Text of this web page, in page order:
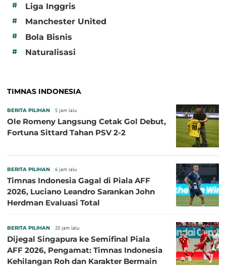
# Liga Inggris
# Manchester United
# Bola Bisnis
# Naturalisasi
TIMNAS INDONESIA
BERITA PILIHAN 5 jam lalu
Ole Romeny Langsung Cetak Gol Debut,
Fortuna Sittard Tahan PSV 2-2
BERITA PILIHAN 6 jam lalu
Timnas Indonesia Gagal di Piala AFF
2026, Luciano Leandro Sarankan John
Herdman Evaluasi Total
BERITA PILIHAN 20 jam lalu
Dijegal Singapura ke Semifinal Piala
AFF 2026, Pengamat: Timnas Indonesia
Kehilangan Roh dan Karakter Bermain